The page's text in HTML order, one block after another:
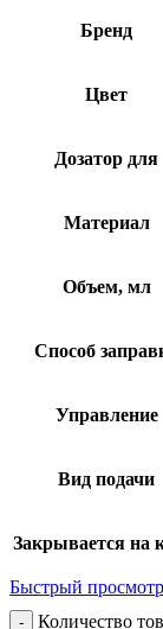
Бренд
Цвет
Дозатор для
Материал
Объем, мл
Способ
Управление
Вид подачи
Закрывается на
Быстрый просмотр
Количество